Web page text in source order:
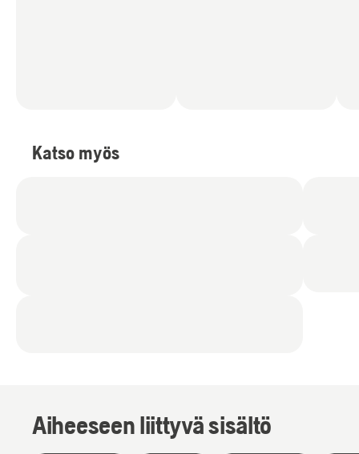
Katso myös
Aiheeseen liittyvä sisältö